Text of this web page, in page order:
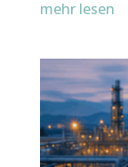
mehr lesen